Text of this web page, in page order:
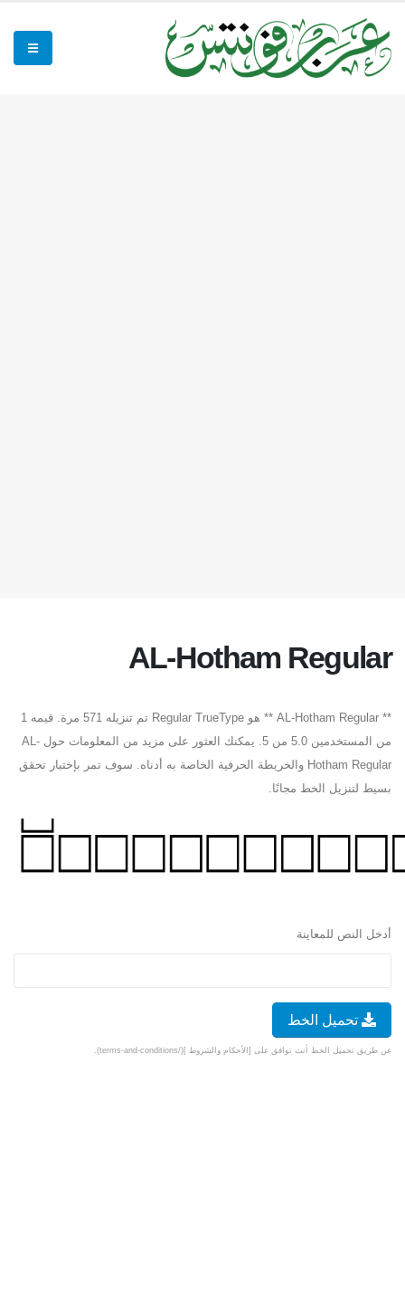
AL-Hotham Regular
** AL-Hotham Regular ** هو Regular TrueType تم تنزيله 571 مرة. قيمه 1
من المستخدمين 5.0 من 5. يمكنك العثور على مزيد من المعلومات حول AL-
Hotham Regular والخريطة الحرفية الخاصة به أدناه. سوف تمر بإختبار تحقق
بسيط لتنزيل الخط مجانًا.
أدخل النص للمعاينة
تحميل الخط
عن طريق تحميل الخط أنت توافق على [الأحكام والشروط ](/terms-and-conditions).